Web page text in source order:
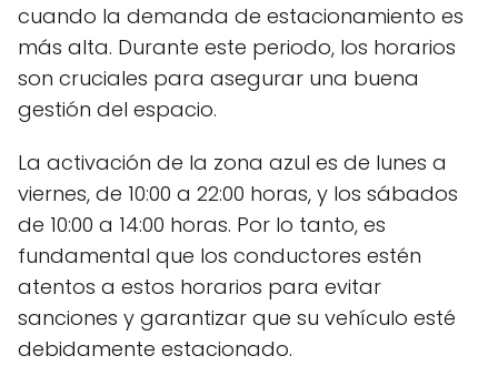
cuando la demanda de estacionamiento es
más alta. Durante este periodo, los horarios
son cruciales para asegurar una buena
gestión del espacio.
La activación de la zona azul es de lunes a
viernes, de 10:00 a 22:00 horas, y los sábados
de 10:00 a 14:00 horas. Por lo tanto, es
fundamental que los conductores estén
atentos a estos horarios para evitar
sanciones y garantizar que su vehículo esté
debidamente estacionado.